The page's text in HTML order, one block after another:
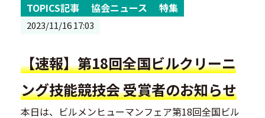
TOPICS記事 協会ニュース 特集
2023/11/16 17:03
【速報】第18回全国ビルクリーニ
ング技能競技会 受賞者のお知らせ
本日は、ビルメンヒューマンフェア第18回全国ビル